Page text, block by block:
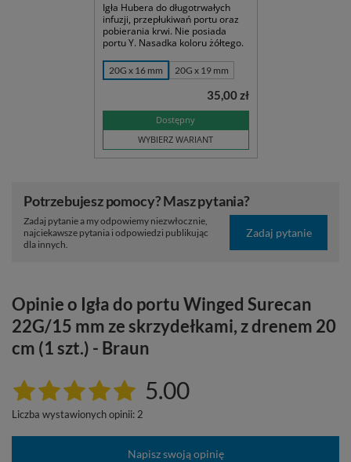
Igła Hubera do długotrwałych
infuzji, przepłukiwań portu oraz
pobierania krwi. Nie posiada
portu Y. Nasadka koloru żółtego.
20G x 16 mm 20G x 19 mm
Dostępny
WYBIERZ WARIANT
35,00 zł
Potrzebujesz pomocy? Masz pytania?
Zadaj pytanie a my odpowiemy niezwłocznie,
najciekawsze pytania i odpowiedzi publikując
dla innych.
Zadaj pytanie
Opinie o Igła do portu Winged Surecan
22G/15 mm ze skrzydełkami, z drenem 20
cm (1 szt.) - Braun
5.00
Liczba wystawionych opinii: 2
Napisz swoją opinię